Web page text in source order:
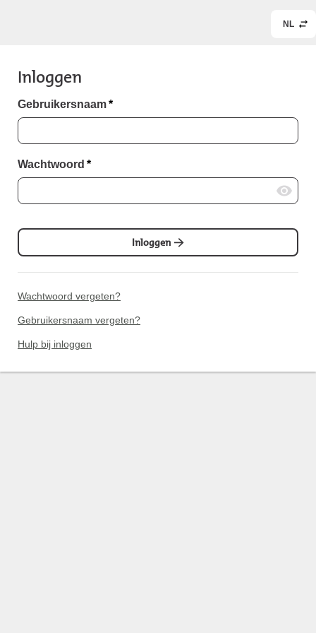
NL
Inloggen
Gebruikersnaam*
Wachtwoord *
Inloggen
Wachtwoord vergeten?
Gebruikersnaam vergeten?
Hulp bij inloggen